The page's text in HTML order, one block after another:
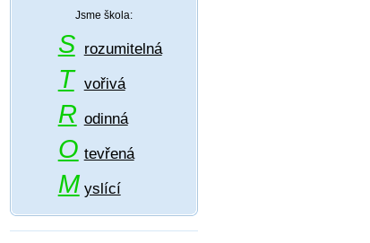
Jsme škola:
S rozumitelná
T vořivá
R odinná
O tevřená
M yslící